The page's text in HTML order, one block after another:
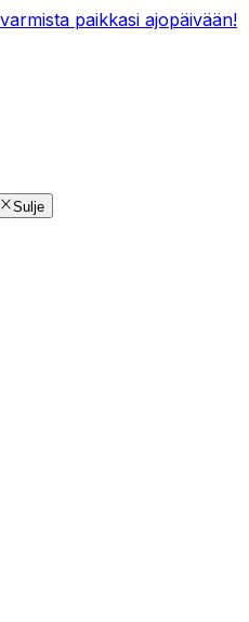
paikkasi ajopäivään!
Sulje